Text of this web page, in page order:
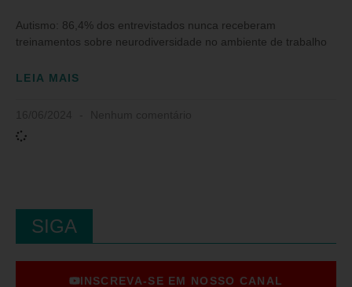
Autismo: 86,4% dos entrevistados nunca receberam
treinamentos sobre neurodiversidade no ambiente de trabalho
LEIA MAIS
SIGA
INSCREVA-SE EM NOSSO CANAL